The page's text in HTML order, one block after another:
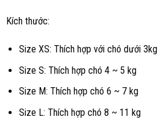
Kích thước:
Size XS: Thích hợp với chó dưới 3kg
Size S: Thích hợp chó 4 ~ 5 kg
Size M: Thích hợp chó 6 ~ 7 kg
Size L: Thích hợp chó 8 ~ 11 kg